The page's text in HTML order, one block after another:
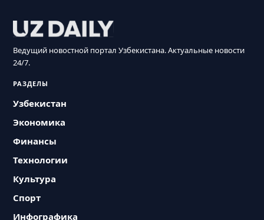
Ведущий новостной портал Узбекистана. Актуальные новости
24/7.
РАЗДЕЛЫ
Узбекистан
Экономика
Финансы
Технологии
Культура
Спорт
Инфографика